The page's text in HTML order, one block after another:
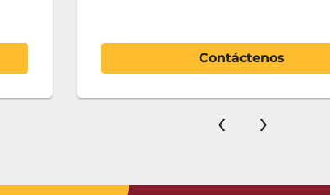
Contáctenos
‹ ›